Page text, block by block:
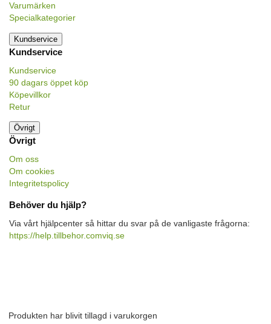
Varumärken
Specialkategorier
Kundservice
Kundservice
Kundservice
90 dagars öppet köp
Köpevillkor
Retur
Övrigt
Övrigt
Om oss
Om cookies
Integritetspolicy
Behöver du hjälp?
Via vårt hjälpcenter så hittar du svar på de vanligaste frågorna:
https://help.tillbehor.comviq.se
Produkten har blivit tillagd i varukorgen